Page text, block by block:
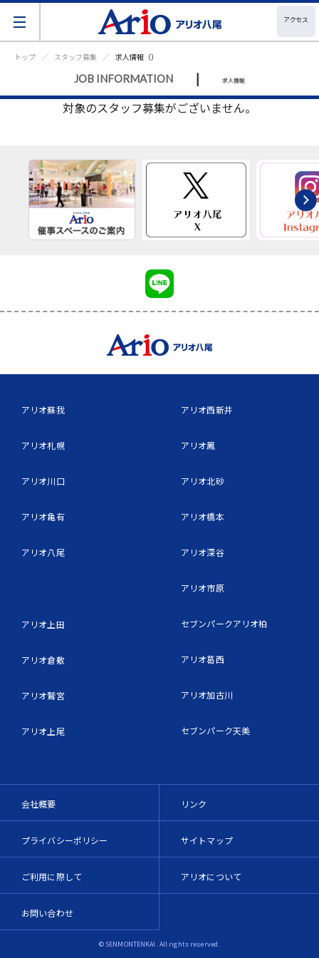
アクセス
トップ スタッフ募集 求人情報（）
JOB INFORMATION | 求人情報
対象のスタッフ募集がございません。
アリオ蘇我
アリオ札幌
アリオ川口
アリオ亀有
アリオ八尾
アリオ上田
アリオ倉敷
アリオ鷲宮
アリオ上尾
アリオ西新井
アリオ鳳
アリオ北砂
アリオ橋本
アリオ深谷
アリオ市原
セブンパークアリオ柏
アリオ葛西
アリオ加古川
セブンパーク天美
会社概要
プライバシーポリシー
ご利用に際して
お問い合わせ
リンク
サイトマップ
アリオについて
© SENMONTENKAI. All rights reserved.